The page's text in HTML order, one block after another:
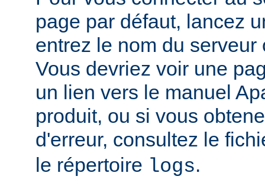
page par défaut, lancez
entrez le nom du serveur
Vous devriez voir une
un lien vers le manuel
produit, ou si vous
d'erreur, consultez le
le répertoire logs.